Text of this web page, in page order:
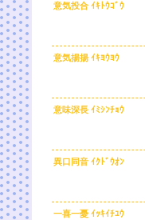
意気投合 ｲｷﾄｳｺﾞｳ
意気揚揚 ｲｷﾖｳﾖｳ
意味深長 ｲﾐｼﾝﾁｮｳ
異口同音 ｲｸﾄﾞｳｵﾝ
一喜一憂 ｲｯｷｲﾁﾕｳ